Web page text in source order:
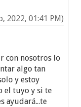
2022, 01:41 PM)
con nosotros lo
algo tan
y estoy
el tuyo y si te
ayudará...te